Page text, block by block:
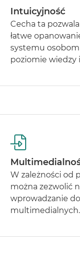
Intuicyjność
Cecha ta
łatwe
systemu
poziomie wiedzy
W zależności od
można zezwolić
wprowadzanie
multimedialnych.